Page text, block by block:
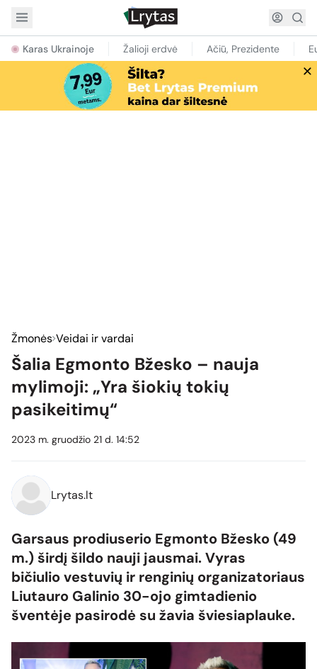
Karas Ukrainoje Žalioji erdvė Ačiū, Prezidente
Žmonės Veidai ir vardai
Šalia Egmonto Bžesko – nauja
mylimoji: „Yra šiokių tokių
pasikeitimų“
2023 m. gruodžio 21 d. 14:52
Lrytas.lt
Garsaus prodiuserio Egmonto Bžesko (49
m.) širdį šildo nauji jausmai. Vyras
bičiulio vestuvių ir renginių organizatoriaus
Liutauro Galinio 30-ojo gimtadienio
šventėje pasirodė su žavia šviesiaplauke.